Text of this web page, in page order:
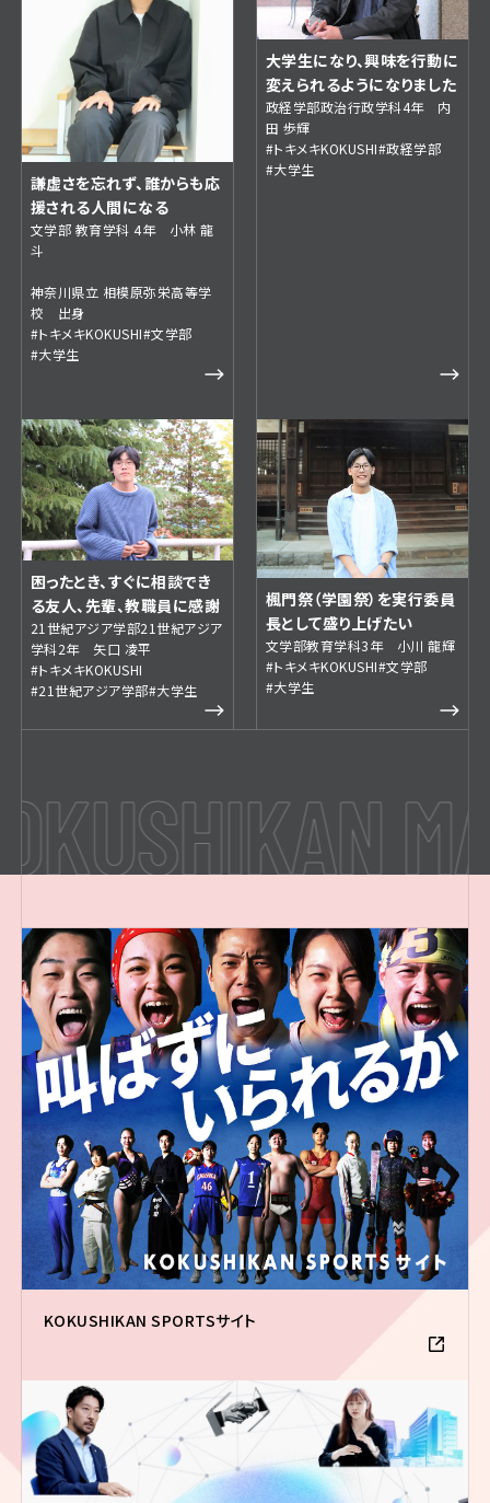
謙虚さを忘れず、誰からも応
援される人間になる
文学部 教育学科 4年 小林 龍
斗
神奈川県立 相模原弥栄高等学
校 出身
#トキメキKOKUSHI#文学部
#大学生
大学生になり、興味を行動に
変えられるようになりました
政経学部政治行政学科4年 内
田 歩輝
#トキメキKOKUSHI#政経学部
#大学生
困ったとき、すぐに相談でき
る友人、先輩、教職員に感謝
21世紀アジア学部21世紀アジア
学科2年 矢口 凌平
#トキメキKOKUSHI
#21世紀アジア学部#大学生
楓門祭（学園祭）を実行委員
長として盛り上げたい
文学部教育学科3年 小川 龍輝
#トキメキKOKUSHI#文学部
#大学生
KOKUSHIKAN SPORTSサイト